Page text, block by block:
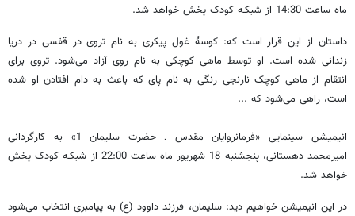
ماه ساعت 14:30 از شبکـه کودک پخش خواهد شد.
داستان از این قرار است که: کوسۀ غول پیکری به نام تروی در قفسی در دریا
زندانی شده است. او توسط ماهی کوچکی به نام روی آزاد می‌شود. تروی برای
انتقام از ماهی کوچک نارنجی رنگی به نام پای که باعث به دام افتادن او شده
است، راهی می‌شود که ...
انیمیشن سینمایی «فرمانروایان مقدس ـ حضرت سلیمان 1» به کارگردانی
امیرمحمد دهستانی، پنجشنبه 18 شهریور ماه ساعت 22:00 از شبکـه کودک پخش
خواهد شد.
در این انیمیشن خواهیم دید: سليمان، فرزند داوود (ع) به پيامبری انتخاب می‌شود